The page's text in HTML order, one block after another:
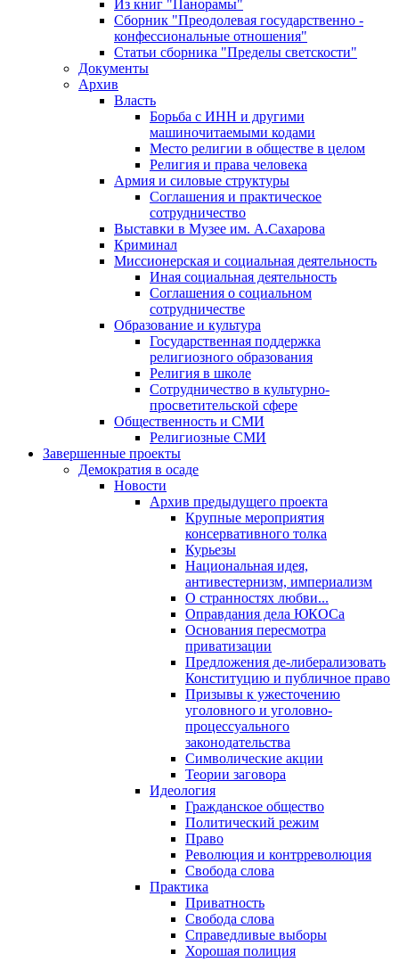
Из книг "Панорамы"
Сборник "Преодолевая государственно -
конфессиональные отношения"
Статьи сборника "Пределы светскости"
Документы
Архив
Власть
Борьба с ИНН и другими
машиночитаемыми кодами
Место религии в обществе в целом
Религия и права человека
Армия и силовые структуры
Соглашения и практическое
сотрудничество
Выставки в Музее им. А.Сахарова
Криминал
Миссионерская и социальная деятельность
Иная социальная деятельность
Соглашения о социальном
сотрудничестве
Образование и культура
Государственная поддержка
религиозного образования
Религия в школе
Сотрудничество в культурно-
просветительской сфере
Общественность и СМИ
Религиозные СМИ
Завершенные проекты
Демократия в осаде
Новости
Архив предыдущего проекта
Крупные мероприятия
консервативного толка
Курьезы
Национальная идея,
антивестернизм, империализм
О странностях любви...
Оправдания дела ЮКОСа
Основания пересмотра
приватизации
Предложения де-либерализовать
Конституцию и публичное право
Призывы к ужесточению
уголовного и уголовно-
процессуального
законодательства
Символические акции
Теории заговора
Идеология
Гражданское общество
Политический режим
Право
Революция и контрреволюция
Свобода слова
Практика
Приватность
Свобода слова
Справедливые выборы
Хорошая полиция